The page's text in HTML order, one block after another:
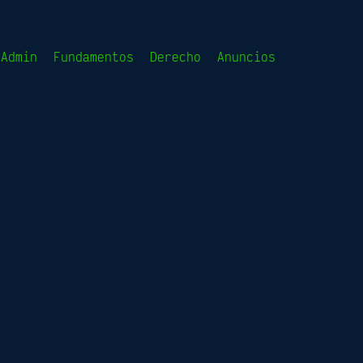
Fundamentos Derecho Anuncios